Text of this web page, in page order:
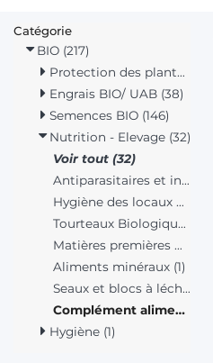
Catégorie
BIO (217)
Protection des plantes (8)
Engrais BIO/ UAB (38)
Semences BIO (146)
Nutrition - Elevage (32)
Voir tout (32)
Antiparasitaires et insectes (4)
Hygiène des locaux d'élevage (3)
Tourteaux Biologiques (5)
Matières premières minérales bio (10)
Aliments minéraux (1)
Seaux et blocs à lécher bio (6)
Complément alimentaire (9)
Hygiène (1)